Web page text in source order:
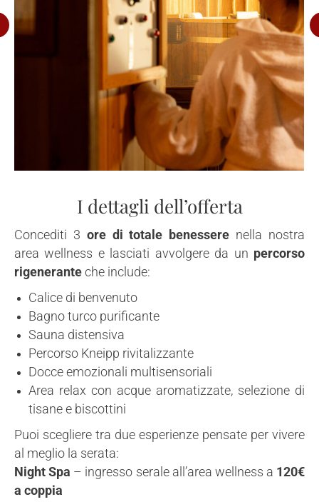
I dettagli dell’offerta
Concediti 3 ore di totale benessere nella nostra
area wellness e lasciati avvolgere da un percorso
rigeneranteche include:
Calice di benvenuto
Bagno turco purificante
Sauna distensiva
Percorso Kneipp rivitalizzante
Docce emozionali multisensoriali
Area relax con acque aromatizzate, selezione di
tisane e biscottini
Puoi scegliere tra due esperienze pensate per vivere
al meglio la serata:
Night Spa – ingresso serale all’area wellness a 120€
a coppia